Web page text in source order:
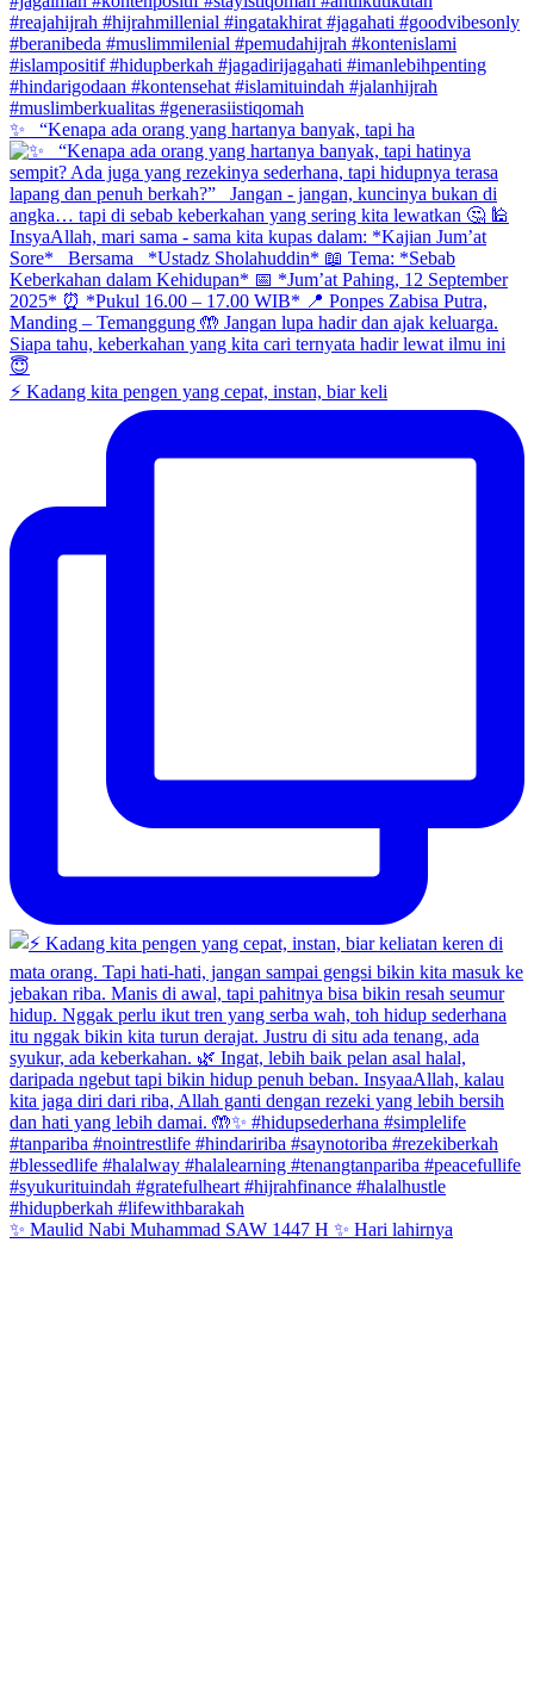
✨ _“Kenapa ada orang yang hartanya banyak, tapi ha
⚡ Kadang kita pengen yang cepat, instan, biar keli
✨ Maulid Nabi Muhammad SAW 1447 H ✨ Hari lahirnya